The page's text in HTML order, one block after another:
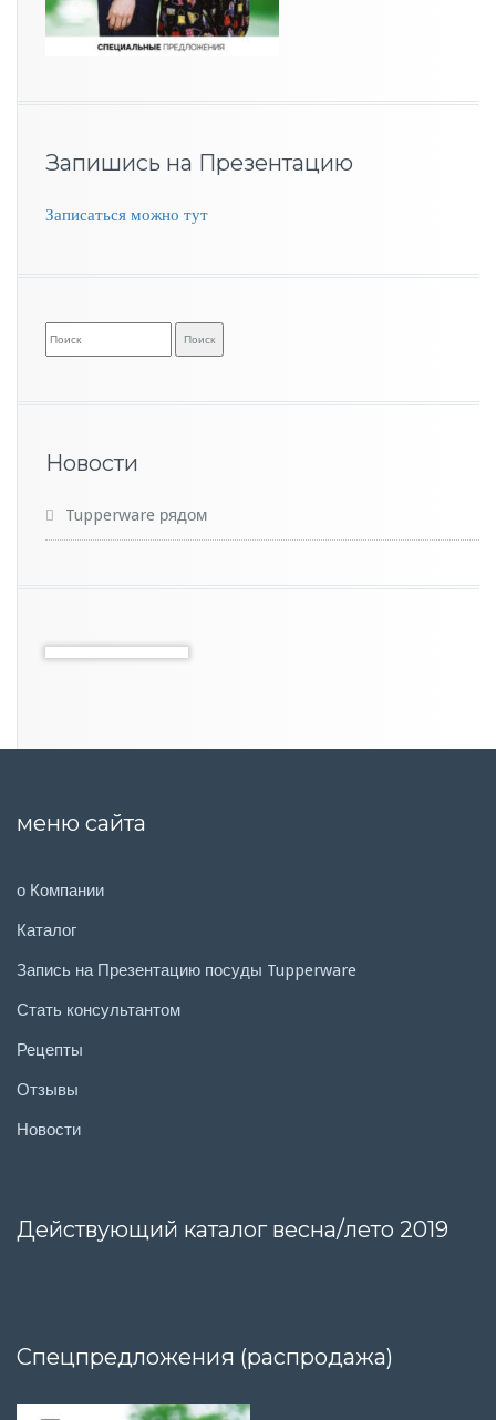
Запишись на Презентацию
Записаться можно тут
Новости
Tupperware рядом
меню сайта
о Компании
Каталог
Запись на Презентацию посуды Tupperware
Стать консультантом
Рецепты
Отзывы
Новости
Действующий каталог весна/лето 2019
Спецпредложения (распродажа)